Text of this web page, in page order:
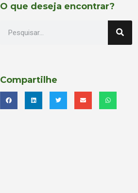
O que deseja encontrar?
Compartilhe